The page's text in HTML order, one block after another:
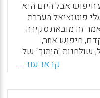
ושני ויש צורך לבחון
יותר כאשר הם
פרונטלית מאשר
חיפוש אבל היום היא
פוטנציאל העברת
זה מובאת סקירה
חיפוש אתר,
שולחנות "היתוך" של
קראו עוד...